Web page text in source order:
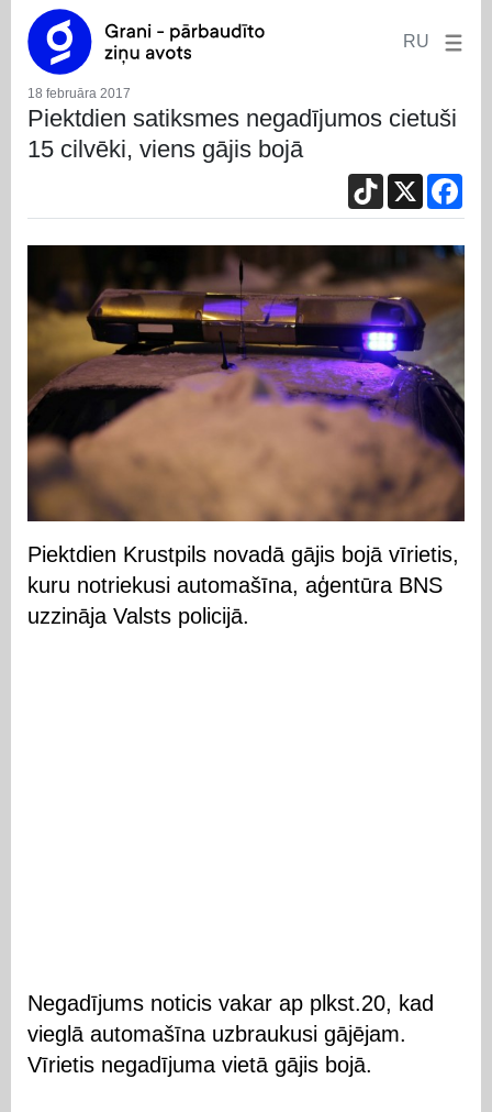
RU
18 februāra 2017
Piektdien satiksmes negadījumos cietuši
15 cilvēki, viens gājis bojā
TikTok
X
Piektdien Krustpils novadā gājis bojā vīrietis,
kuru notriekusi automašīna, aģentūra BNS
uzzināja Valsts policijā.
Negadījums noticis vakar ap plkst.20, kad
vieglā automašīna uzbraukusi gājējam.
Vīrietis negadījuma vietā gājis bojā.